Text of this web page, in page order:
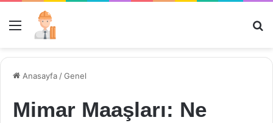
Menü
Anasayfa /Genel
Mimar Maaşları: Ne